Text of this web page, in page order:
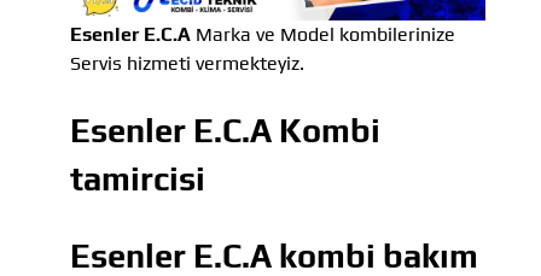
Esenler E.C.A Marka ve Model kombilerinize
Servis hizmeti vermekteyiz.
Esenler E.C.A Kombi
tamircisi
Esenler E.C.A kombi bakım